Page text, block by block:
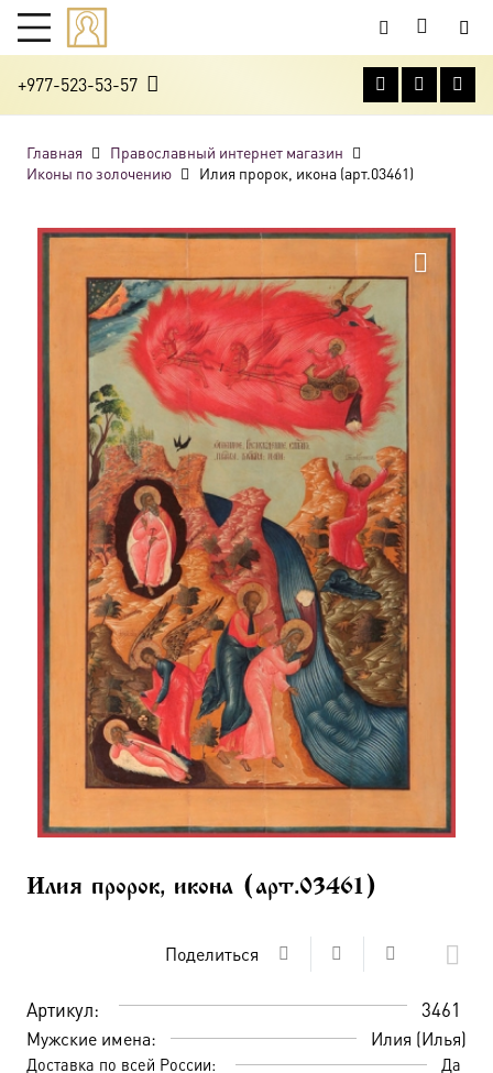
+977-523-53-57
Главная
Православный интернет магазин
Иконы по золочению
Илия пророк, икона (арт.03461)
Илия пророк, икона (арт.03461)
Поделиться
Артикул: 3461
Мужские имена: Илия (Илья)
Доставка по всей России: Да